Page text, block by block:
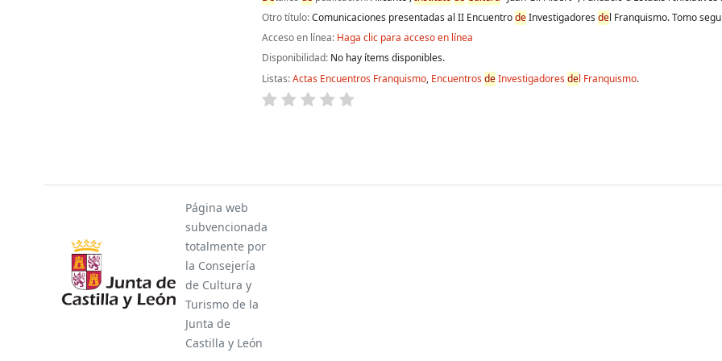
Otro título:Comunicaciones presentadas al II EncuentrodeInvestigadores del Franquismo. Tomo
Acceso en línea: Haga clic para acceso en línea
Disponibilidad: No hay ítems disponibles.
Listas:Actas Encuentros Franquismo, EncuentrosdeInvestigadoresdel Franquismo.
Página web
subvencionada
totalmente por
la Consejería
de Cultura y
Turismo de la
Junta de
Castilla y León